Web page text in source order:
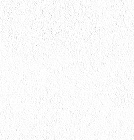
ご相談と流れ
PODについて